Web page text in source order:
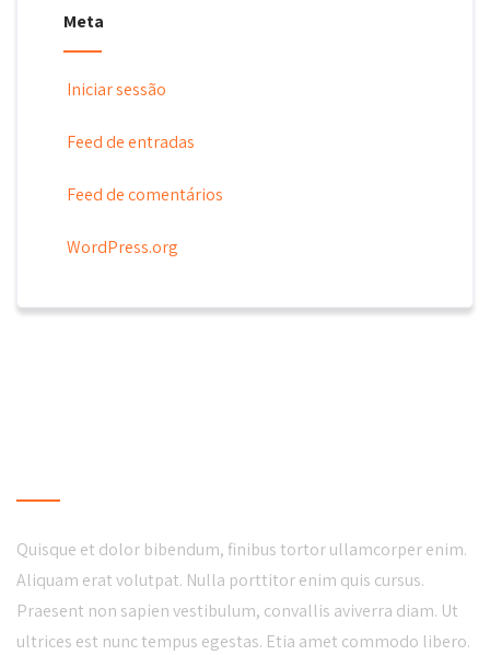
Meta
Iniciar sessão
Feed de entradas
Feed de comentários
WordPress.org
Quisque et dolor bibendum, finibus tortor ullamcorper enim.
Aliquam erat volutpat. Nulla porttitor enim quis cursus.
Praesent non sapien vestibulum, convallis aviverra diam. Ut
ultrices est nunc tempus egestas. Etia amet commodo libero.